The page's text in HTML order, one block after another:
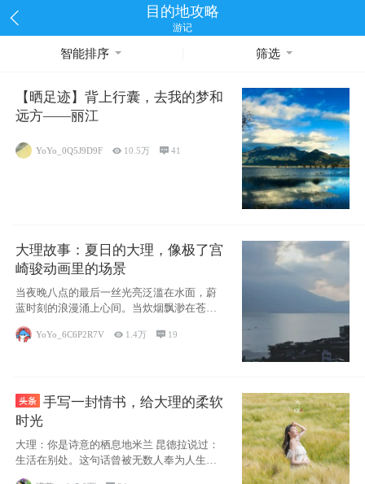
目的地攻略
游记
智能排序 筛选
【晒足迹】背上行囊，去我的梦和
远方——丽江
YoYo_0Q5J9D9F  10.5万 41
大理故事：夏日的大理，像极了宫
崎骏动画里的场景
当夜晚八点的最后一丝光亮泛滥在水面，蔚
蓝时刻的浪漫涌上心间。当炊烟飘渺在苍山
YoYo_6C6P2R7V  1.4万  19
手写一封情书，给大理的柔软
时光
大理：你是诗意的栖息地米兰 昆德拉说过：
生活在别处。这句话曾被无数人奉为人生信
条，并